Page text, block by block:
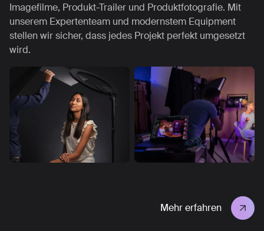
Imagefilme, Produkt-Trailer und Produktfotografie. Mit
unserem Expertenteam und modernstem Equipment
stellen wir sicher, dass jedes Projekt perfekt umgesetzt
wird.
Mehr erfahren